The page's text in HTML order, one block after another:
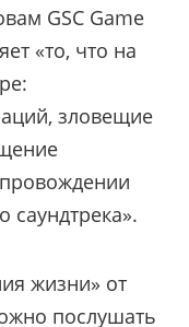
GSC Game
«то, что на
зловещие
саундтрека».
жизни» от
послушать